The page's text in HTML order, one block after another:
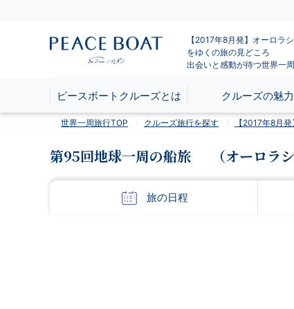
【2017年8月発】オーロラ
をゆくの旅の見どころ
出会いと感動が待つ世界一
ピースボートクルーズとは クルーズの魅力
世界一周旅行TOP クルーズ旅行を探す 【2017年8月
第95回地球一周の船旅 （オーロラ
旅の日程